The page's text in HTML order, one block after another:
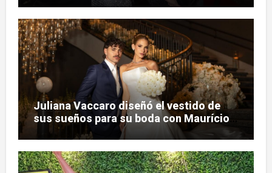
Juliana Vaccaro diseñó el vestido de
sus sueños para su boda con Maurício
Prado